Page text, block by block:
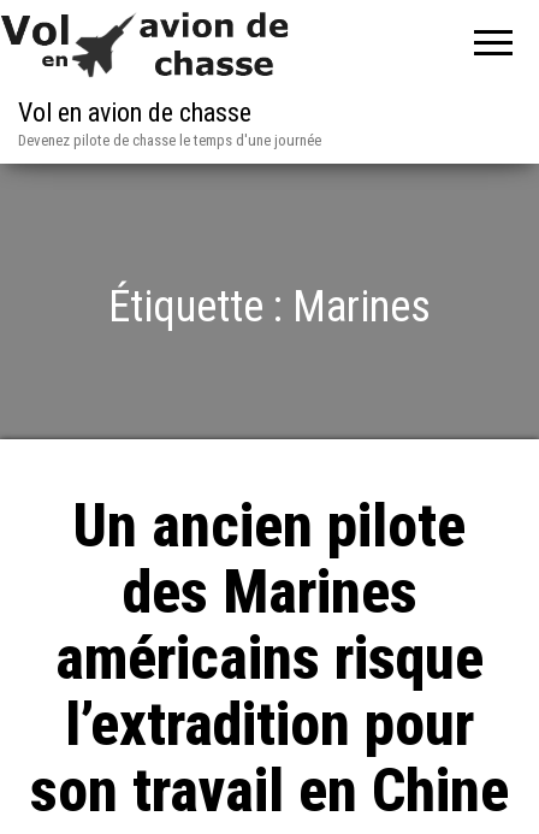
Vol en avion de chasse
Devenez pilote de chasse le temps d'une journée
Étiquette : Marines
Un ancien pilote
des Marines
américains risque
l’extradition pour
son travail en Chine